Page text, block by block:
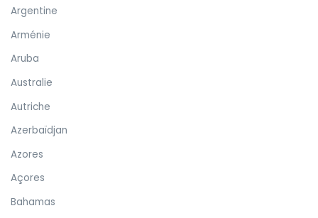
Argentine
Arménie
Aruba
Australie
Autriche
Azerbaïdjan
Azores
Açores
Bahamas